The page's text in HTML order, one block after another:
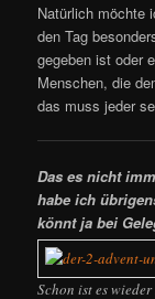
Natürlich möchte
den Tag
gegeben ist oder
Menschen, die
das muss jeder
Das es nicht
habe ich
könnt ja bei
Schon ist es